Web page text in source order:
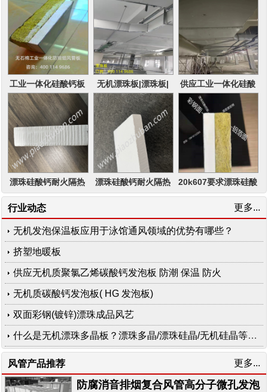
工业一体化硅酸钙板
防火包裹成品风管
无机漂珠板|漂珠板|
用于防排烟通风管道
优势
供应工业一体化硅酸
钙防火板为无机不燃
板材20K607
漂珠硅酸钙耐火隔热
漂珠硅酸钙耐火隔热
20k607要求漂珠硅酸
风管产品
更多...
行业动态
无机发泡保温板应用于泳馆通风领域的优势有哪些？
挤塑地暖板
供应无机质聚氯乙烯碳酸钙发泡板 防潮 保温 防火
无机质碳酸钙发泡板( HG 发泡板)
双面彩钢(镀锌)漂珠成品风艺
什么是无机漂珠多晶板？漂珠多晶/漂珠硅晶/无机硅晶等产品特点
更多...
风管产品推荐
防腐消音排烟复合风管高分子微孔发泡